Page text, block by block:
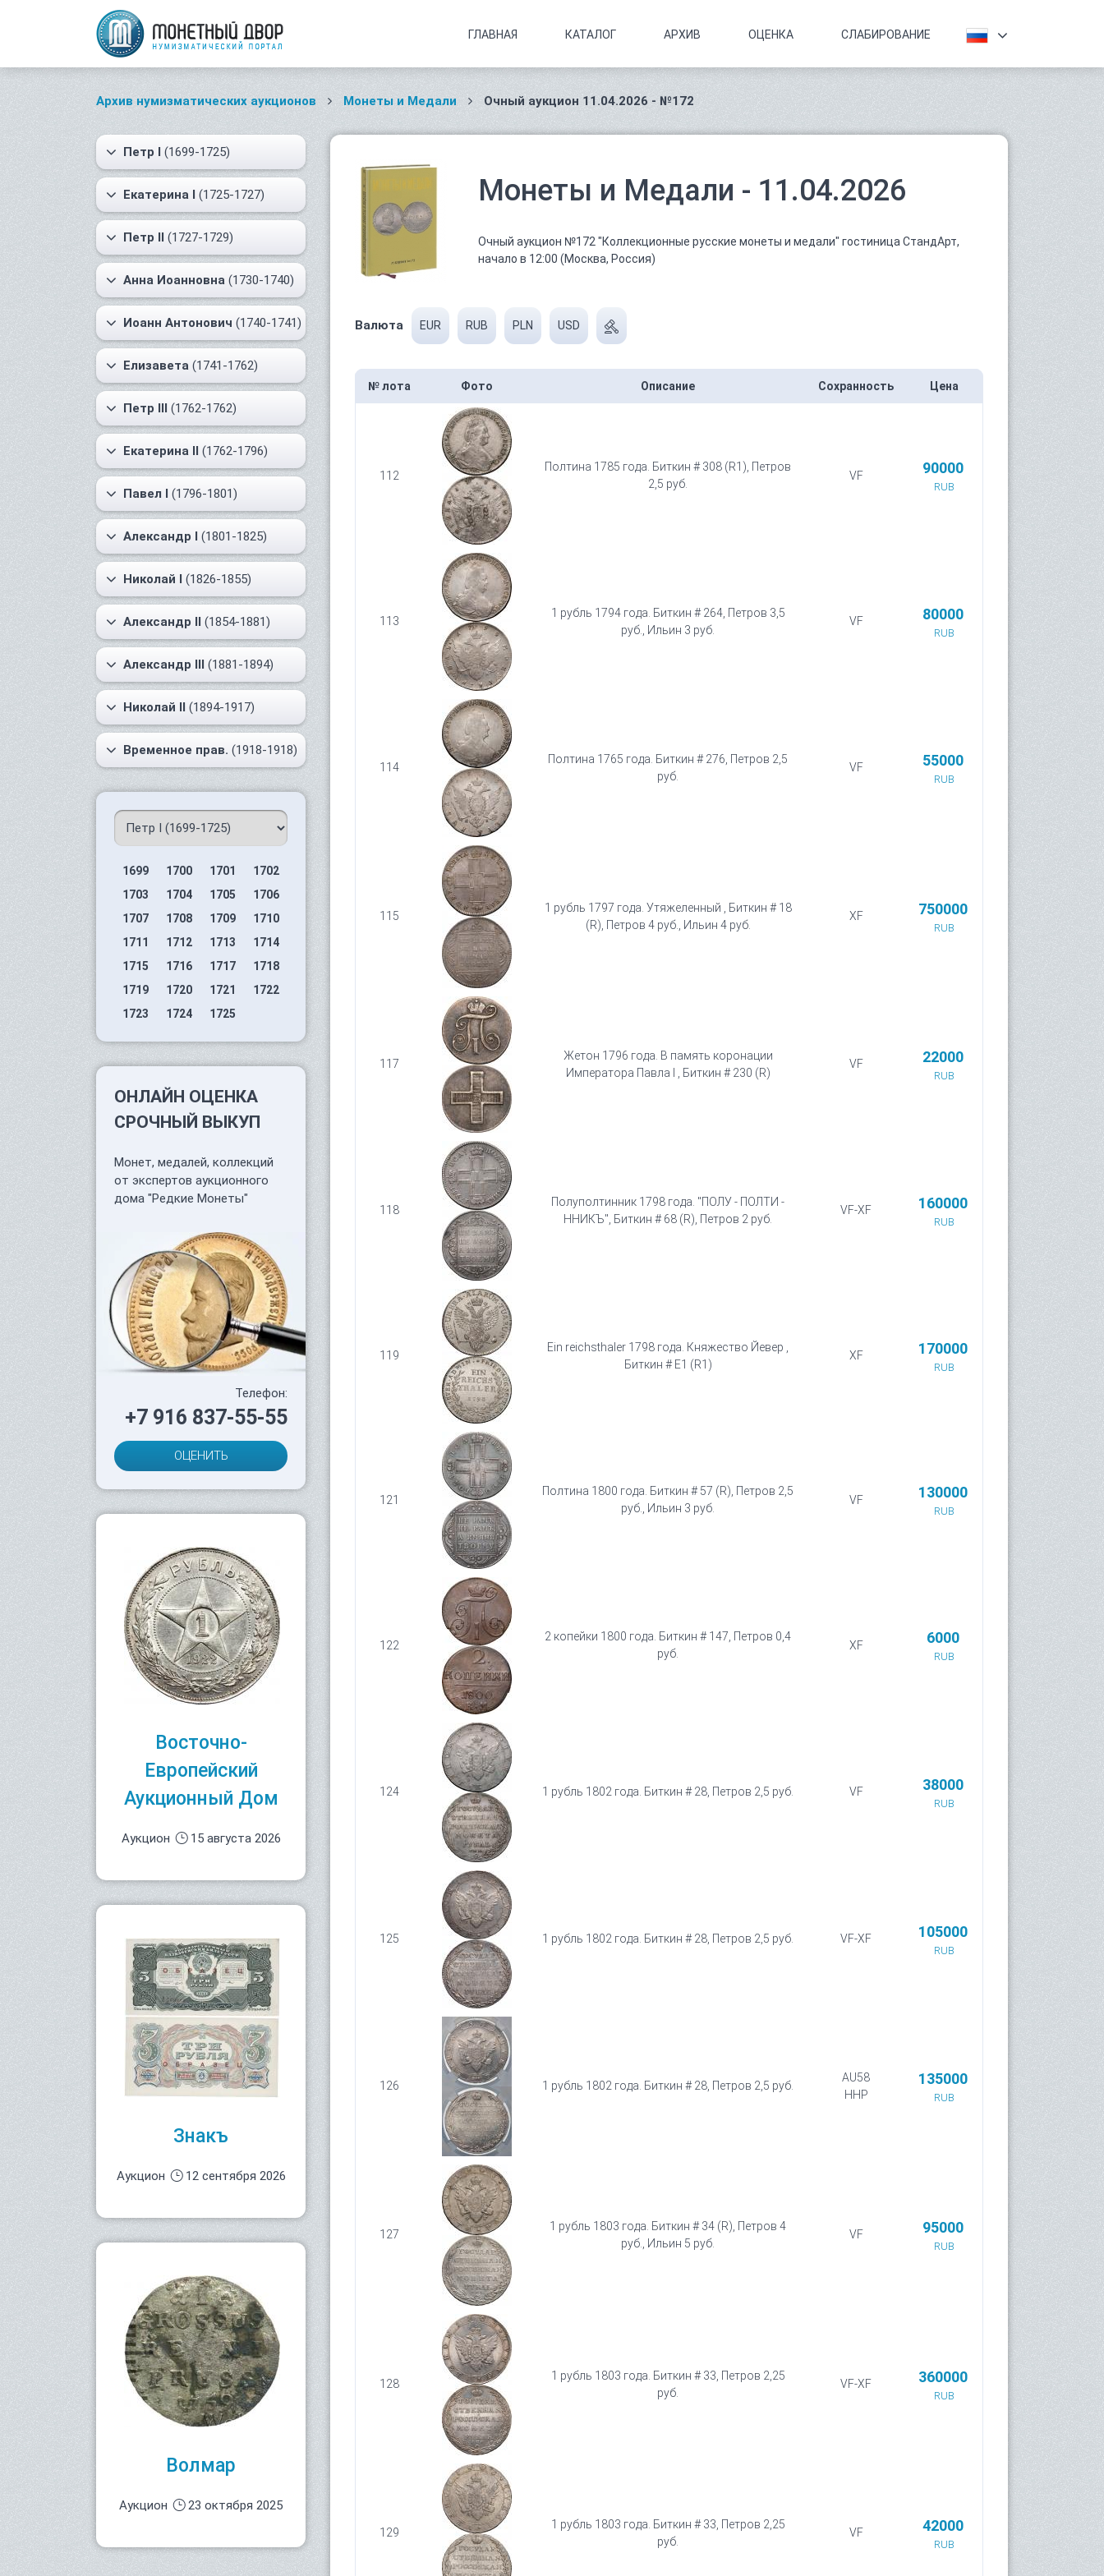
ГЛАВНАЯ КАТАЛОГ АРХИВ ОЦЕНКА СЛАБИРОВАНИЕ
Архив нумизматических аукционов Монеты и Медали Очный аукцион 11.04.2026 - №172
Петр I (1699-1725)
Екатерина I (1725-1727)
Петр II (1727-1729)
Анна Иоанновна (1730-1740)
Иоанн Антонович (1740-1741)
Елизавета (1741-1762)
Петр III (1762-1762)
Екатерина II (1762-1796)
Павел I (1796-1801)
Александр I (1801-1825)
Николай I (1826-1855)
Александр II (1854-1881)
Александр III (1881-1894)
Николай II (1894-1917)
Временное прав. (1918-1918)
1699 1700 1701
1702
1703
1704 1705
1706
1707
1708 1709
1710
1711
1712 1713
1714
1715
1716 1717
1718
1719
1720 1721
1722
1723
1724 1725
ОНЛАЙН ОЦЕНКА
СРОЧНЫЙ ВЫКУП
Монет, медалей, коллекций
от экспертов аукционного
дома "Редкие Монеты"
Телефон:
+7 916 837-55-55
ОЦЕНИТЬ
Восточно-
Европейский
Аукционный Дом
Аукцион 15 августа 2026
Знакъ
Аукцион 12 сентября 2026
Волмар
Аукцион 23 октября 2025
Монеты и Медали - 11.04.2026
Очный аукцион №172 "Коллекционные русские монеты и медали" гостиница СтандАрт,
начало в 12:00 (Москва, Россия)
Валюта EUR RUB PLN USD
№ лота Фото Описание Сохранность Цена
112
Полтина 1785 года. Биткин # 308 (R1), Петров
2,5 руб.
VF 90000
RUB
113
1 рубль 1794 года. Биткин # 264, Петров 3,5
руб., Ильин 3 руб.
VF 80000
RUB
114
Полтина 1765 года. Биткин # 276, Петров 2,5
руб.
VF 55000
RUB
115
1 рубль 1797 года. Утяжеленный , Биткин # 18
(R), Петров 4 руб., Ильин 4 руб.
XF 750000
RUB
117
Жетон 1796 года. В память коронации
Императора Павла I , Биткин # 230 (R)
VF 22000
RUB
118
Полуполтинник 1798 года. "ПОЛУ - ПОЛТИ -
ННИКЪ", Биткин # 68 (R), Петров 2 руб.
VF-XF 160000
RUB
119
Ein reichsthaler 1798 года. Княжество Йевер ,
Биткин # E1 (R1)
XF 170000
RUB
121
Полтина 1800 года. Биткин # 57 (R), Петров 2,5
руб., Ильин 3 руб.
VF 130000
RUB
122
2 копейки 1800 года. Биткин # 147, Петров 0,4
руб.
XF 6000
RUB
124 1 рубль 1802 года. Биткин # 28, Петров 2,5 руб. VF 38000
RUB
125 1 рубль 1802 года. Биткин # 28, Петров 2,5 руб. VF-XF 105000
RUB
126 1 рубль 1802 года. Биткин # 28, Петров 2,5 руб.
AU58
HHP
135000
RUB
127
1 рубль 1803 года. Биткин # 34 (R), Петров 4
руб., Ильин 5 руб.
VF 95000
RUB
128
1 рубль 1803 года. Биткин # 33, Петров 2,25
руб.
VF-XF 360000
RUB
129
1 рубль 1803 года. Биткин # 33, Петров 2,25
руб.
VF 42000
RUB